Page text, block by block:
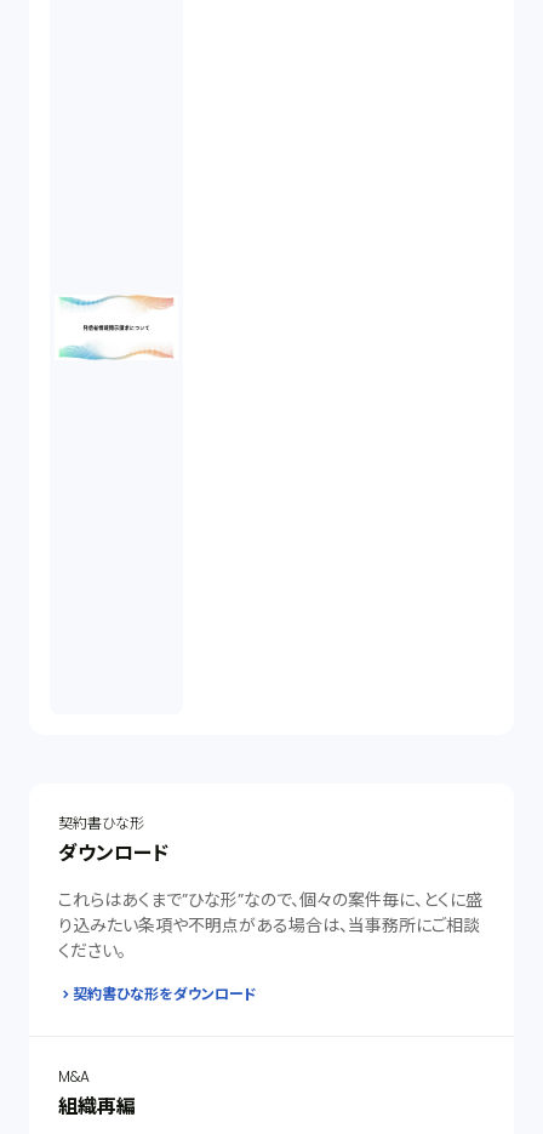
契約書ひな形
ダウンロード
これらはあくまで”ひな形”なので、個々の案件毎に、とくに盛
り込みたい条項や不明点がある場合は、当事務所にご相談
ください。
契約書ひな形をダウンロード
M&A
組織再編